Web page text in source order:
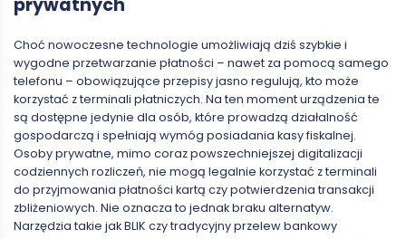
Choć nowoczesne technologie umożliwiają dziś szybkie i
wygodne przetwarzanie płatności – nawet za pomocą samego
telefonu – obowiązujące przepisy jasno regulują, kto może
korzystać z terminali płatniczych. Na ten moment urządzenia te
są dostępne jedynie dla osób, które prowadzą działalność
gospodarczą i spełniają wymóg posiadania kasy fiskalnej.
Osoby prywatne, mimo coraz powszechniejszej digitalizacji
codziennych rozliczeń, nie mogą legalnie korzystać z terminali
do przyjmowania płatności kartą czy potwierdzenia transakcji
zbliżeniowych. Nie oznacza to jednak braku alternatyw.
Narzędzia takie jak BLIK czy tradycyjny przelew bankowy